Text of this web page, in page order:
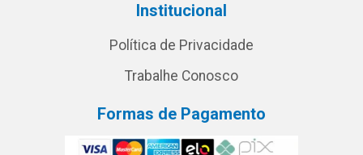
Institucional
Política de Privacidade
Trabalhe Conosco
Formas de Pagamento